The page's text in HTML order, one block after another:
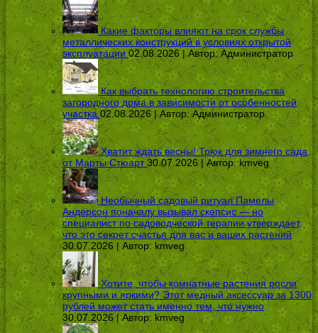
Какие факторы влияют на срок службы
металлических конструкций в условиях открытой
эксплуатации 02.08.2026 | Автор:Администратор
Как выбрать технологию строительства
загородного дома в зависимости от особенностей
участка 02.08.2026 | Автор:Администратор
Хватит ждать весны! Трюк для зимнего сада
от Марты Стюарт 30.07.2026 | Автор:kmveg
Необычный садовый ритуал Памелы
Андерсон поначалу вызывал скепсис — но
специалист по садоводческой терапии утверждает,
что это секрет счастья для вас и ваших растений
30.07.2026 | Автор: kmveg
Хотите, чтобы комнатные растения росли
крупными и яркими? Этот медный аксессуар за 1300
рублей может стать именно тем, что нужно
30.07.2026 | Автор: kmveg